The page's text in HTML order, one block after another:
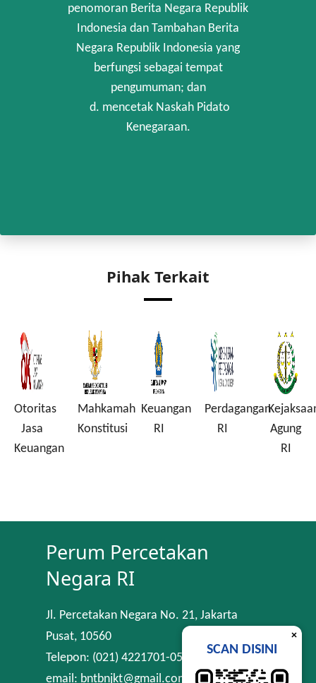
penomoran Berita Negara Republik
Indonesia dan Tambahan Berita
Negara Republik Indonesia yang
berfungsi sebagai tempat
pengumuman; dan
d. mencetak Naskah Pidato
Kenegaraan.
Pihak Terkait
Otoritas
Jasa
Keuangan
Mahkamah
Konstitusi
Keuangan
RI
Perdagangan
RI
Agung
RI
Perum Percetakan
Negara RI
Jl. Percetakan Negara No. 21, Jakarta
Pusat, 10560
Telepon: (021) 4221701-05
email: bntbnjkt@gmail.com
×
SCAN DISINI